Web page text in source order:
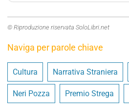
© Riproduzione riservata SoloLibri.net
Naviga per parole chiave
Cultura Narrativa Straniera
Neri Pozza Premio Strega